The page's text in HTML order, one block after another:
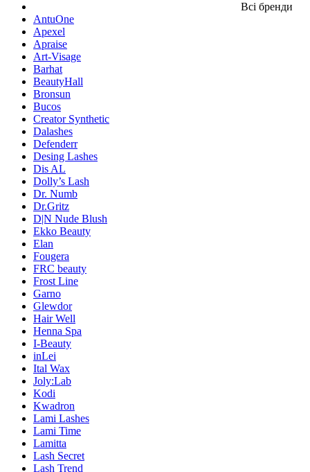
Всі бренди
AntuOne
Apexel
Apraise
Art-Visage
Barhat
BeautyHall
Bronsun
Bucos
Creator Synthetic
Dalashes
Defenderr
Desing Lashes
Dis AL
Dolly’s Lash
Dr. Numb
Dr.Gritz
D|N Nude Blush
Ekko Beauty
Elan
Fougera
FRC beauty
Frost Line
Garno
Glewdor
Hair Well
Henna Spa
I-Beauty
inLei
Ital Wax
Joly:Lab
Kodi
Kwadron
Lami Lashes
Lami Time
Lamitta
Lash Secret
Lash Trend